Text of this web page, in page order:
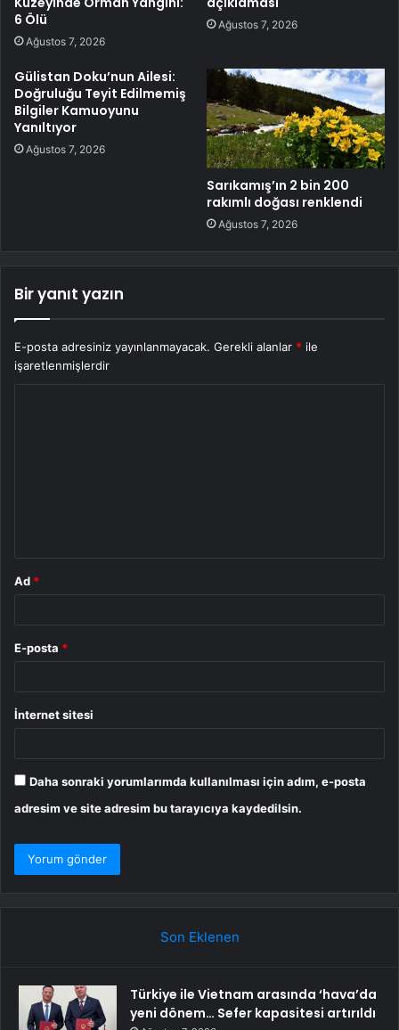
6 Ölü
Ağustos 7, 2026
Ağustos 7, 2026
Gülistan Doku’nun Ailesi:
Doğruluğu Teyit Edilmemiş
Bilgiler Kamuoyunu
Yanıltıyor
Ağustos 7, 2026
Sarıkamış’ın 2 bin 200
rakımlı doğası renklendi
Ağustos 7, 2026
Bir yanıt yazın
E-posta adresiniz yayınlanmayacak. Gerekli alanlar * ile
işaretlenmişlerdir
Ad *
E-posta *
İnternet sitesi
Daha sonraki yorumlarımda kullanılması için adım, e-posta
adresim ve site adresim bu tarayıcıya kaydedilsin.
Son Eklenen
Türkiye ile Vietnam arasında ‘hava’da
yeni dönem… Sefer kapasitesi artırıldı